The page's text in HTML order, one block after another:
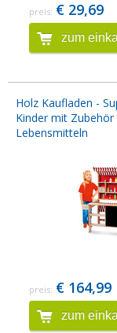
preis: € 29,69
zum
Holz Kaufladen -
Kinder mit
Lebensmitteln
preis: € 164,99
zum